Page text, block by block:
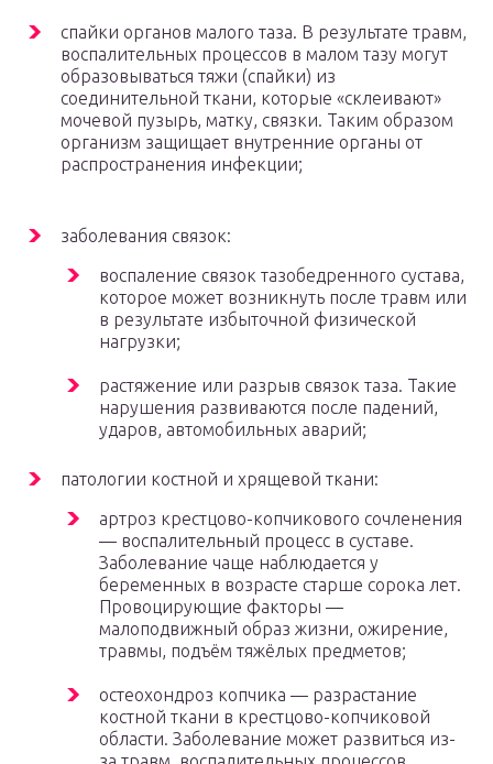
спайки органов малого таза. В результате травм,
воспалительных процессов в малом тазу могут
образовываться тяжи (спайки) из
соединительной ткани, которые «склеивают»
мочевой пузырь, матку, связки. Таким образом
организм защищает внутренние органы от
распространения инфекции;
заболевания связок:
воспаление связок тазобедренного сустава,
которое может возникнуть после травм или
в результате избыточной физической
нагрузки;
растяжение или разрыв связок таза. Такие
нарушения развиваются после падений,
ударов, автомобильных аварий;
патологии костной и хрящевой ткани:
артроз крестцово-копчикового сочленения
— воспалительный процесс в суставе.
Заболевание чаще наблюдается у
беременных в возрасте старше сорока лет.
Провоцирующие факторы —
малоподвижный образ жизни, ожирение,
травмы, подъём тяжёлых предметов;
остеохондроз копчика — разрастание
костной ткани в крестцово-копчиковой
области. Заболевание может развиться из-